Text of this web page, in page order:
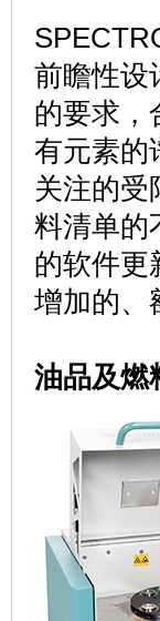
前瞻性设
的要求，
有元素的
关注的受
料清单的
的软件更
增加的、
油品及燃